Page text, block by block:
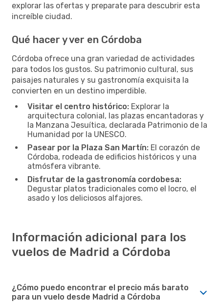
explorar las ofertas y preparate para descubrir esta
increíble ciudad.
Qué hacer y ver en Córdoba
Córdoba ofrece una gran variedad de actividades
para todos los gustos. Su patrimonio cultural, sus
paisajes naturales y su gastronomía exquisita la
convierten en un destino imperdible.
Visitar el centro histórico: Explorar la
arquitectura colonial, las plazas encantadoras y
la Manzana Jesuítica, declarada Patrimonio de la
Humanidad por la UNESCO.
Pasear por la Plaza San Martín: El corazón de
Córdoba, rodeada de edificios históricos y una
atmósfera vibrante.
Disfrutar de la gastronomía cordobesa:
Degustar platos tradicionales como el locro, el
asado y los deliciosos alfajores.
Información adicional para los
vuelos de Madrid a Córdoba
¿Cómo puedo encontrar el precio más barato
para un vuelo desde Madrid a Córdoba